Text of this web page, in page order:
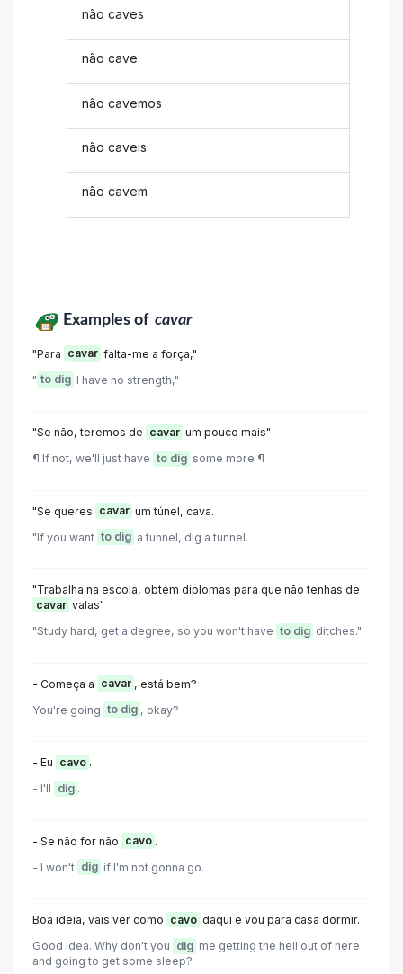
não caves
não cave
não cavemos
não caveis
não cavem
Examples of cavar
"Para cavar falta-me a força,"
" to dig I have no strength,"
"Se não, teremos de cavar um pouco mais"
¶ If not, we'll just have to dig some more ¶
"Se queres cavar um túnel, cava.
"If you want to dig a tunnel, dig a tunnel.
"Trabalha na escola, obtém diplomas para que não tenhas de
cavar valas"
"Study hard, get a degree, so you won't have to dig ditches."
- Começa a cavar , está bem?
You're going to dig , okay?
- Eu cavo .
- I'll dig .
- Se não for não cavo .
- I won't dig if I'm not gonna go.
Boa ideia, vais ver como cavo daqui e vou para casa dormir.
Good idea. Why don't you dig me getting the hell out of here
and going to get some sleep?